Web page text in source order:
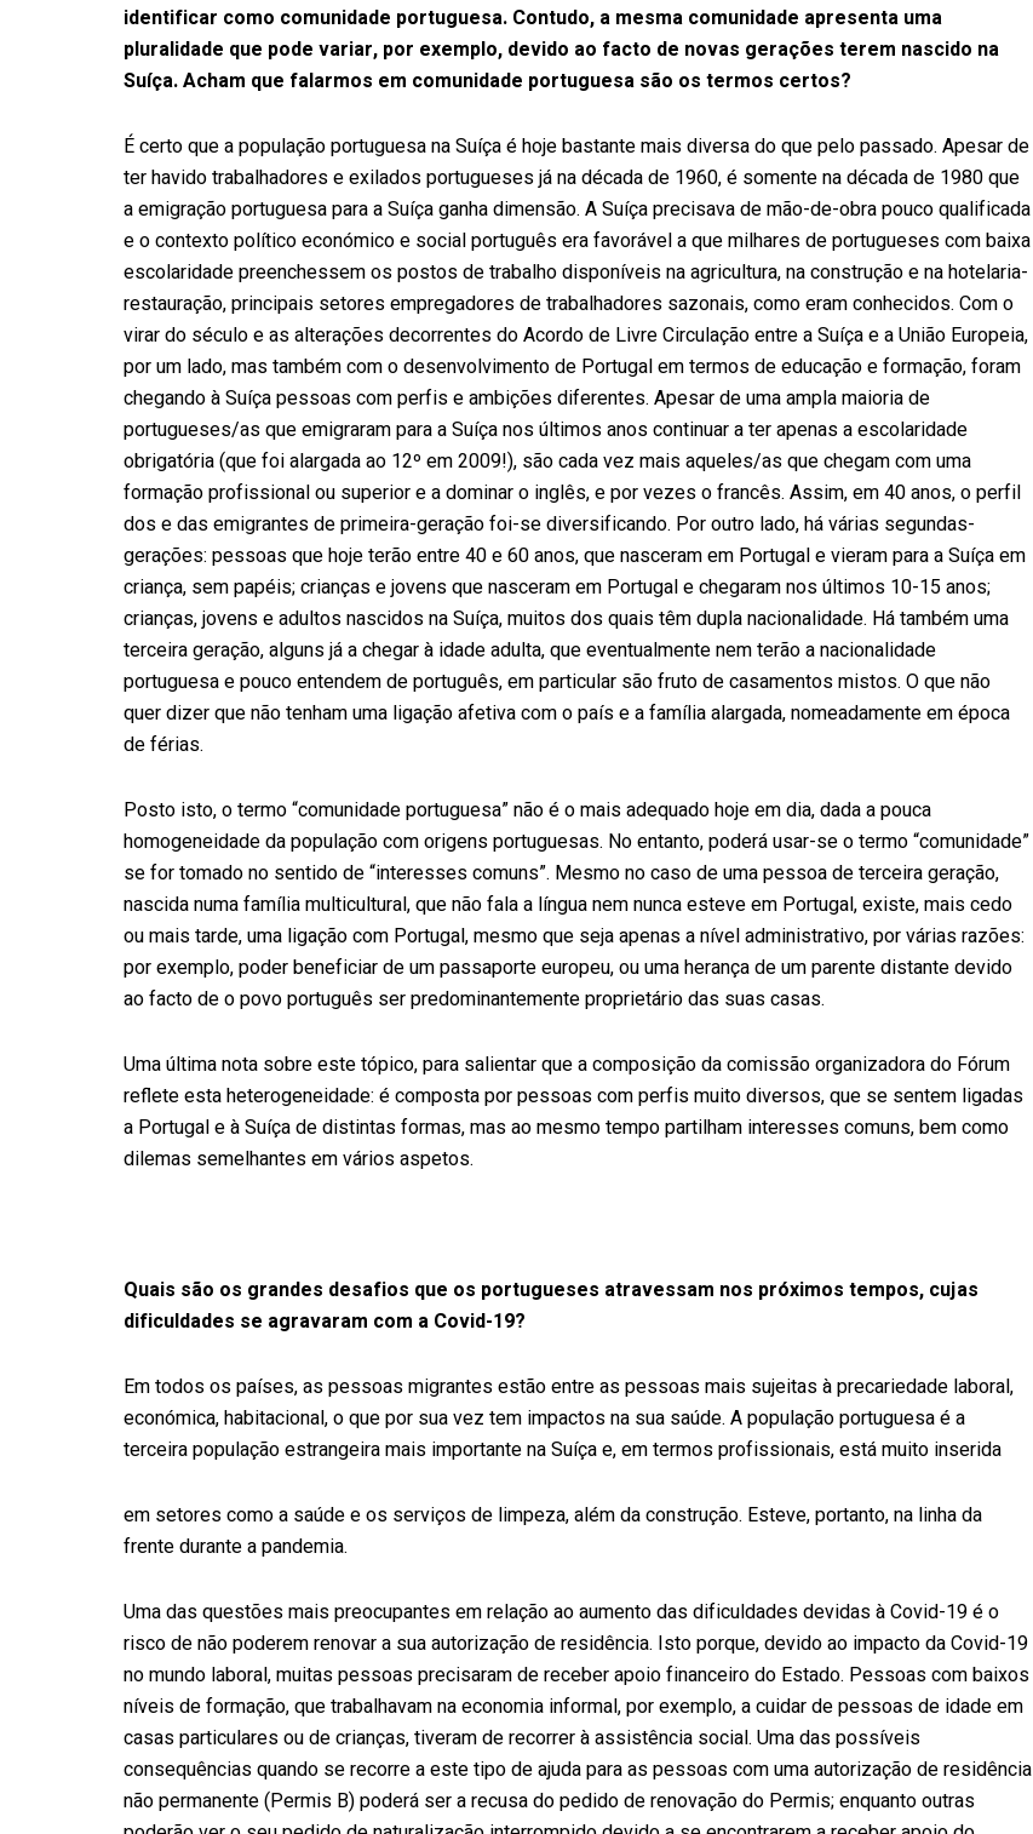
identificar como comunidade portuguesa. Contudo, a mesma comunidade apresenta uma
pluralidade que pode variar, por exemplo, devido ao facto de novas gerações terem nascido na
Suíça. Acham que falarmos em comunidade portuguesa são os termos certos?
É certo que a população portuguesa na Suíça é hoje bastante mais diversa do que pelo passado. Apesar de
ter havido trabalhadores e exilados portugueses já na década de 1960, é somente na década de 1980 que
a emigração portuguesa para a Suíça ganha dimensão. A Suíça precisava de mão-de-obra pouco qualificada
e o contexto político económico e social português era favorável a que milhares de portugueses com baixa
escolaridade preenchessem os postos de trabalho disponíveis na agricultura, na construção e na hotelaria-
restauração, principais setores empregadores de trabalhadores sazonais, como eram conhecidos. Com o
virar do século e as alterações decorrentes do Acordo de Livre Circulação entre a Suíça e a União Europeia,
por um lado, mas também com o desenvolvimento de Portugal em termos de educação e formação, foram
chegando à Suíça pessoas com perfis e ambições diferentes. Apesar de uma ampla maioria de
portugueses/as que emigraram para a Suíça nos últimos anos continuar a ter apenas a escolaridade
obrigatória (que foi alargada ao 12º em 2009!), são cada vez mais aqueles/as que chegam com uma
formação profissional ou superior e a dominar o inglês, e por vezes o francês. Assim, em 40 anos, o perfil
dos e das emigrantes de primeira-geração foi-se diversificando. Por outro lado, há várias segundas-
gerações: pessoas que hoje terão entre 40 e 60 anos, que nasceram em Portugal e vieram para a Suíça em
criança, sem papéis; crianças e jovens que nasceram em Portugal e chegaram nos últimos 10-15 anos;
crianças, jovens e adultos nascidos na Suíça, muitos dos quais têm dupla nacionalidade. Há também uma
terceira geração, alguns já a chegar à idade adulta, que eventualmente nem terão a nacionalidade
portuguesa e pouco entendem de português, em particular são fruto de casamentos mistos. O que não
quer dizer que não tenham uma ligação afetiva com o país e a família alargada, nomeadamente em época
de férias.
Posto isto, o termo “comunidade portuguesa” não é o mais adequado hoje em dia, dada a pouca
homogeneidade da população com origens portuguesas. No entanto, poderá usar-se o termo “comunidade”
se for tomado no sentido de “interesses comuns”. Mesmo no caso de uma pessoa de terceira geração,
nascida numa família multicultural, que não fala a língua nem nunca esteve em Portugal, existe, mais cedo
ou mais tarde, uma ligação com Portugal, mesmo que seja apenas a nível administrativo, por várias razões:
por exemplo, poder beneficiar de um passaporte europeu, ou uma herança de um parente distante devido
ao facto de o povo português ser predominantemente proprietário das suas casas.
Uma última nota sobre este tópico, para salientar que a composição da comissão organizadora do Fórum
reflete esta heterogeneidade: é composta por pessoas com perfis muito diversos, que se sentem ligadas
a Portugal e à Suíça de distintas formas, mas ao mesmo tempo partilham interesses comuns, bem como
dilemas semelhantes em vários aspetos.
Quais são os grandes desafios que os portugueses atravessam nos próximos tempos, cujas
dificuldades se agravaram com a Covid-19?
Em todos os países, as pessoas migrantes estão entre as pessoas mais sujeitas à precariedade laboral,
económica, habitacional, o que por sua vez tem impactos na sua saúde. A população portuguesa é a
terceira população estrangeira mais importante na Suíça e, em termos profissionais, está muito inserida
em setores como a saúde e os serviços de limpeza, além da construção. Esteve, portanto, na linha da
frente durante a pandemia.
Uma das questões mais preocupantes em relação ao aumento das dificuldades devidas à Covid-19 é o
risco de não poderem renovar a sua autorização de residência. Isto porque, devido ao impacto da Covid-19
no mundo laboral, muitas pessoas precisaram de receber apoio financeiro do Estado. Pessoas com baixos
níveis de formação, que trabalhavam na economia informal, por exemplo, a cuidar de pessoas de idade em
casas particulares ou de crianças, tiveram de recorrer à assistência social. Uma das possíveis
consequências quando se recorre a este tipo de ajuda para as pessoas com uma autorização de residência
não permanente (Permis B) poderá ser a recusa do pedido de renovação do Permis; enquanto outras